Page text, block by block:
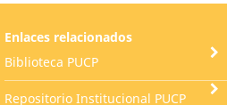
Enlaces relacionados
Biblioteca PUCP
Repositorio Institucional PUCP